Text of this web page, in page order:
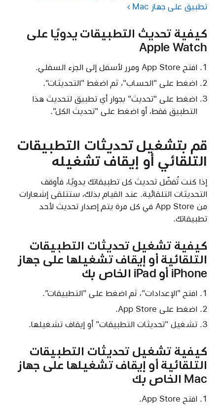
تطبيق على جهاز Mac
كيفية تحديث التطبيقات يدويًا على
Apple Watch
افتح App Store ومرر لأسفل إلى الجزء السفلي.
اضغط على "الحساب"، ثم اضغط "التحديثات".
اضغط على "تحديث" بجوار أي تطبيق لتحديث هذا
التطبيق فقط، أو اضغط على "تحديث الكل".
قم بتشغيل تحديثات التطبيقات
التلقائي أو إيقاف تشغيله
إذا كنت تُفضّل تحديث كل تطبيقاتك يدويًا، فأوقف
التحديثات التلقائية. عند القيام بذلك، ستتلقى إشعارات
من App Store في كل مرة يتم إصدار تحديث لأحد
تطبيقاتك.
كيفية تشغيل تحديثات التطبيقات
التلقائية أو إيقاف تشغيلها على جهاز
iPhone أو iPad الخاص بك
افتح "الإعدادات"، ثم اضغط على "التطبيقات".
اضغط على App Store.
تشغيل "تحديثات التطبيقات" أو إيقاف تشغيلها.
كيفية تشغيل تحديثات التطبيقات
التلقائية أو إيقاف تشغيلها على جهاز
Mac الخاص بك
افتح App Store.